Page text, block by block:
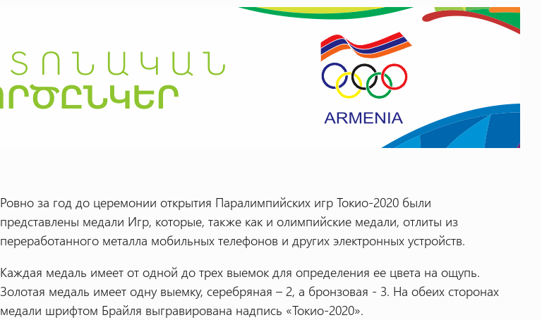
Ровно за год до церемонии открытия Паралимпийских игр Токио-2020 были
представлены медали Игр, которые, также как и олимпийские медали, отлиты из
переработанного металла мобильных телефонов и других электронных устройств.
Каждая медаль имеет от одной до трех выемок для определения ее цвета на ощупь.
Золотая медаль имеет одну выемку, серебряная – 2, а бронзовая - 3. На обеих сторонах
медали шрифтом Брайля выгравирована надпись «Токио-2020».